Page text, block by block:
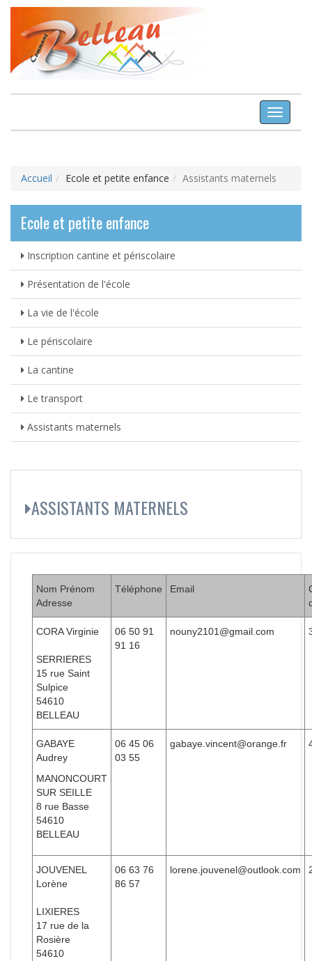
Toggle
Accueil Ecole et petite enfance Assistants maternels
Ecole et petite enfance
Inscription cantine et périscolaire
Présentation de l'école
La vie de l'école
Le périscolaire
La cantine
Le transport
Assistants maternels
ASSISTANTS MATERNELS
Nom Prénom
Adresse
Téléphone Email
CORA Virginie
SERRIERES
15 rue Saint
Sulpice
54610
BELLEAU
06 50 91
91 16
nouny2101@gmail.com
GABAYE
Audrey
MANONCOURT
SUR SEILLE
8 rue Basse
54610
BELLEAU
06 45 06
03 55
gabaye.vincent@orange.fr
JOUVENEL
Lorène
LIXIERES
17 rue de la
Rosière
54610
06 63 76
86 57
lorene.jouvenel@outlook.com